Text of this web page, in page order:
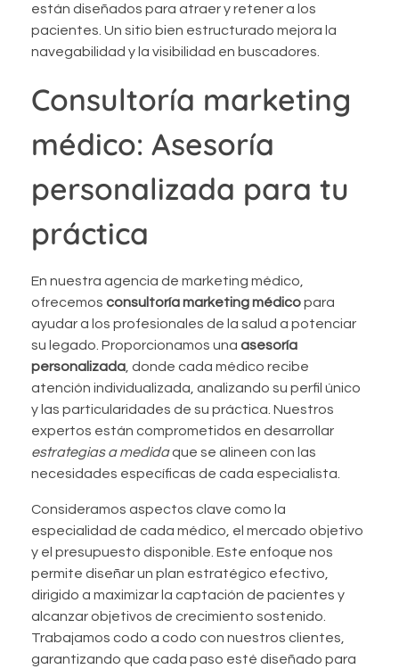
están diseñados para atraer y retener a los
pacientes. Un sitio bien estructurado mejora la
navegabilidad y la visibilidad en buscadores.
Consultoría marketing
médico: Asesoría
personalizada para tu
práctica
En nuestra agencia de marketing médico,
ofrecemos consultoría marketing médicopara
ayudar a los profesionales de la salud a potenciar
su legado. Proporcionamos una asesoría
personalizada , donde cada médico recibe
atención individualizada, analizando su perfil único
y las particularidades de su práctica. Nuestros
expertos están comprometidos en desarrollar
estrategias a medidaque se alineen con las
necesidades específicas de cada especialista.
Consideramos aspectos clave como la
especialidad de cada médico, el mercado objetivo
y el presupuesto disponible. Este enfoque nos
permite diseñar un plan estratégico efectivo,
dirigido a maximizar la captación de pacientes y
alcanzar objetivos de crecimiento sostenido.
Trabajamos codo a codo con nuestros clientes,
garantizando que cada paso esté diseñado para